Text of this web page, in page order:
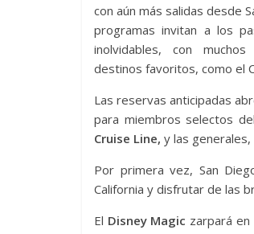
con aún más salidas desde
programas invitan a los
inolvidables, con
destinos favoritos, como el
Las reservas anticipadas
para miembros selectos
Cruise Line, y las
Por primera vez, San
California y disfrutar de las
El Disney Magic zarpará